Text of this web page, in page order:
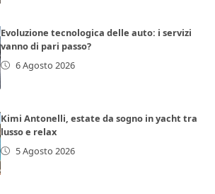
Evoluzione tecnologica delle auto: i servizi
vanno di pari passo?
6 Agosto 2026
Kimi Antonelli, estate da sogno in yacht tra
lusso e relax
5 Agosto 2026